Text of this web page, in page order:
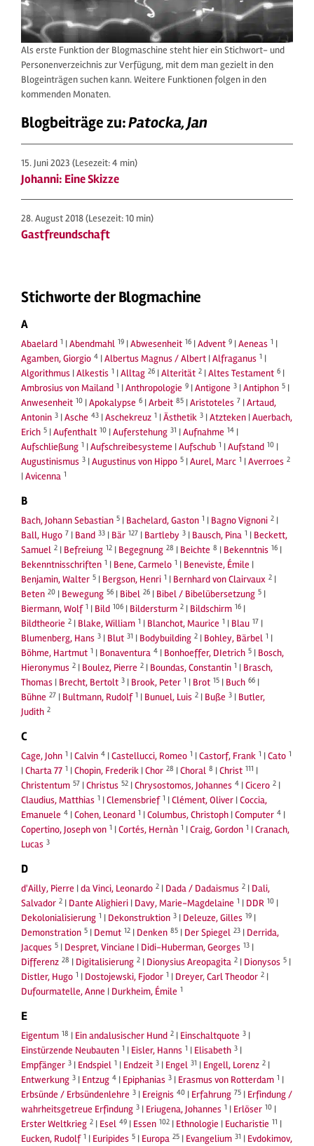
Als erste Funktion der Blogmaschine steht hier ein Stichwort- und
Personenverzeichnis zur Verfügung, mit dem man gezielt in den
Blogeinträgen suchen kann. Weitere Funktionen folgen in den
kommenden Monaten.
Blogbeiträge zu:Patocka, Jan
15. Juni 2023 (Lesezeit: 4 min)
Johanni: Eine Skizze
28. August 2018(Lesezeit: 10 min)
Gastfreundschaft
Stichworte der Blogmachine
A
Abaelard 1 |Abendmahl 19 |Abwesenheit 16 |Advent 9 |Aeneas 1 |
Agamben, Giorgio 4 |Albertus Magnus / Albert |Alfraganus 1 |
Algorithmus |Alkestis 1 |Alltag 26 |Alterität 2 |Altes Testament 6 |
Ambrosius von Mailand 1 |Anthropologie 9 |Antigone 3 |Antiphon 5 |
Anwesenheit 10 |Apokalypse 6 |Arbeit 85 |Aristoteles 7 |Artaud,
Antonin 3 |Asche 43 |Aschekreuz 1 |Ästhetik 3 |Atzteken |Auerbach,
Erich 5 |Aufenthalt 10 |Auferstehung 31 |Aufnahme 14 |
Aufschließung 1 |Aufschreibesysteme |Aufschub 1 |Aufstand 10 |
Augustinismus 3 |Augustinus von Hippo 5 |Aurel, Marc 1 |Averroes 2
|Avicenna 1
B
Bach, Johann Sebastian 5 | Bachelard, Gaston 1 | Bagno Vignoni 2 |
Ball, Hugo 7 | Band 33 | Bär 127 | Bartleby 3 | Bausch, Pina 1 | Beckett,
Samuel 2 | Befreiung 12 | Begegnung 28 | Beichte 8 | Bekenntnis 16 |
Bekenntnisschriften 1 | Bene, Carmelo 1 | Beneviste, Émile |
Benjamin, Walter 5 | Bergson, Henri 1 | Bernhard von Clairvaux 2 |
Beten 20 | Bewegung 56 | Bibel 26 | Bibel / Bibelübersetzung 5 |
Biermann, Wolf 1 | Bild 106 | Bildersturm 2 | Bildschirm 16 |
Bildtheorie 2 | Blake, William 1 | Blanchot, Maurice 1 | Blau 17 |
Blumenberg, Hans 3 | Blut 31 | Bodybuilding 2 | Bohley, Bärbel 1 |
Böhme, Hartmut 1 | Bonaventura 4 | Bonhoeffer, DIetrich 5 | Bosch,
Hieronymus 2 | Boulez, Pierre 2 | Boundas, Constantin 1 | Brasch,
Thomas | Brecht, Bertolt 3 | Brook, Peter 1 | Brot 15 | Buch 66 |
Bühne 27 | Bultmann, Rudolf 1 | Bunuel, Luis 2 | Buße 3 | Butler,
Judith 2
C
Cage, John 1 |Calvin 4 |Castellucci, Romeo 1 |Castorf, Frank 1 |Cato 1
|Charta 77 1 |Chopin, Frederik |Chor 28 |Choral 8 |Christ 111 |
Christentum 57 |Christus 52 |Chrysostomos, Johannes 4 |Cicero 2 |
Claudius, Matthias 1 |Clemensbrief 1 |Clément, Oliver |Coccia,
Emanuele 4 |Cohen, Leonard 1 |Columbus, Christoph |Computer 4 |
Copertino, Joseph von 1 |Cortés, Hernàn 1 |Craig, Gordon 1 |Cranach,
Lucas 3
D
d'Ailly, Pierre |da Vinci, Leonardo 2 | Dada / Dadaismus 2 | Dali,
Salvador 2 | Dante Alighieri | Davy, Marie-Magdelaine 1 | DDR 10 |
Dekolonialisierung 1 | Dekonstruktion 3 | Deleuze, Gilles 19 |
Demonstration 5 | Demut 12 | Denken 85 | Der Spiegel 23 | Derrida,
Jacques 5 | Despret, Vinciane | Didi-Huberman, Georges 13 |
Differenz 28 | Digitalisierung 2 | Dionysius Areopagita 2 | Dionysos 5 |
Distler, Hugo 1 | Dostojewski, Fjodor 1 | Dreyer, Carl Theodor 2 |
Dufourmatelle, Anne | Durkheim, Émile 1
E
Eigentum 18 | Ein andalusischer Hund 2 | Einschaltquote 3 |
Einstürzende Neubauten 1 | Eisler, Hanns 1 | Elisabeth 3 |
Empfänger 3 | Endspiel 1 | Endzeit 3 | Engel 31 | Engell, Lorenz 2 |
Entwerkung 3 | Entzug 4 | Epiphanias 3 | Erasmus von Rotterdam 1 |
Erbsünde / Erbsündenlehre 3 | Ereignis 40 | Erfahrung 75 | Erfindung /
wahrheitsgetreue Erfindung 3 | Eriugena, Johannes 1 | Erlöser 10 |
Erster Weltkrieg 2 | Esel 49 | Essen 102 | Ethnologie | Eucharistie 11 |
Eucken, Rudolf 1 | Euripides 5 | Europa 25 | Evangelium 31 | Evdokimov,